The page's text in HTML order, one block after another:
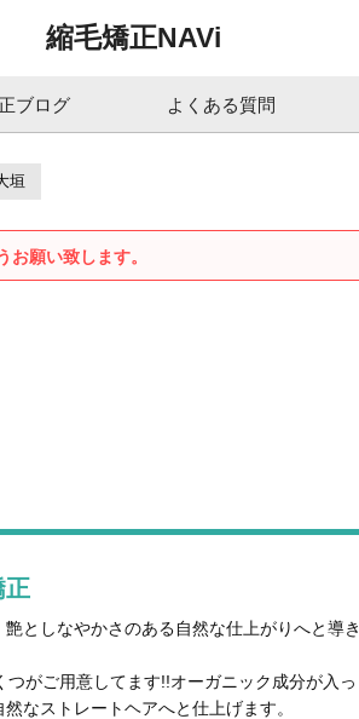
縮毛矯正NAVi
ブログ よくある質問
垣
願い致します。
正
としなやかさのある自然な仕上がりへと導き
がご用意してます!!オーガニック成分が入っ
なストレートヘアへと仕上げます。